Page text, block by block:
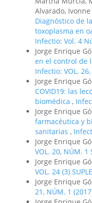
Alvarado, Ivonne
Diagnóstico de
toxoplasma en
Infectio: Vol. 4
Jorge Enrique
en el control de
Infectio: VOL.
Jorge Enrique
COVID19: las
biomédica ,
Jorge Enrique
farmacéutica y
sanitarias ,
Jorge Enrique
VOL. 20, NÚM. 1
Jorge Enrique
VOL. 24 (3)
Jorge Enrique
21, NÚM. 1